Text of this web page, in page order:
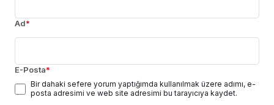
Ad*
E-Posta*
Bir dahaki sefere yorum yaptığımda kullanılmak üzere adımı, e-
posta adresimi ve web site adresimi bu tarayıcıya kaydet.